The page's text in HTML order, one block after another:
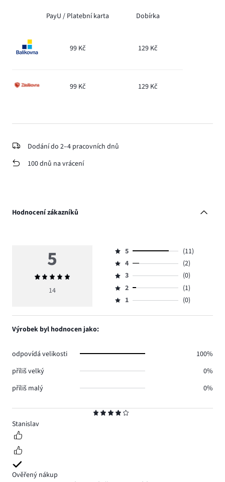
PayU / Platební karta Dobírka
99 Kč 129 Kč
99 Kč 129 Kč
Dodání do 2–4 pracovních dnů
100 dnů na vrácení
Hodnocení zákazníků
4
Stanislav
Ověřený nákup
5
Průměrné
hodnocení
14
Hodnocení
5,
počet
hlasů
11.
5
(11)
Hodnocení
4,
počet
hlasů
4
(2)
Hodnocení
3,
počet
3
(0)
Hodnocení
2,
2
(1)
Hodnocení
1,
1 (0)
Výrobek byl hodnocen jako:
odpovídá velikosti
100%
příliš velký
0%
příliš malý
0%